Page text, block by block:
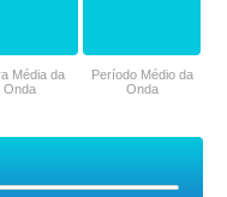
Média da
Onda
Período Médio da
Onda